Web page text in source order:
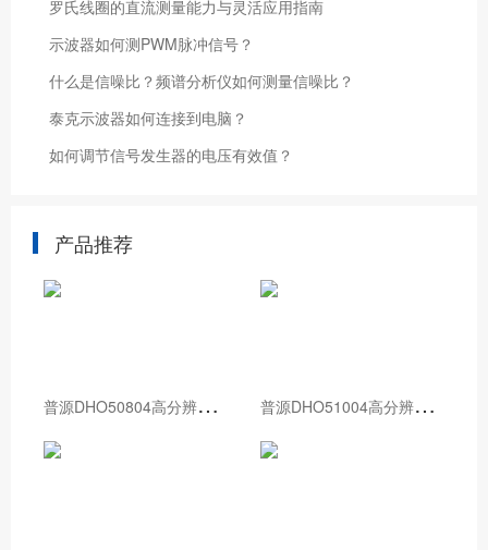
罗氏线圈的直流测量能力与灵活应用指南
示波器如何测PWM脉冲信号？
什么是信噪比？频谱分析仪如何测量信噪比？
泰克示波器如何连接到电脑？
如何调节信号发生器的电压有效值？
产品推荐
普
源DHO50804高分辨率数字示波器 普
源DHO51004高分辨率数字示波器